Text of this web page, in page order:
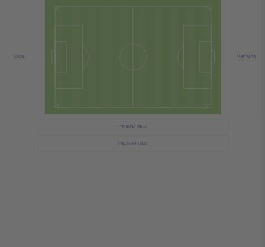
TRIBUNA VIEJA
PALCO ANTIGUO
VISITANTE
LOCAL